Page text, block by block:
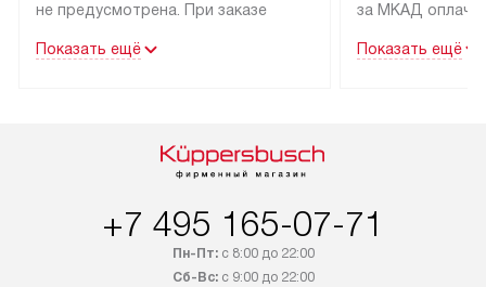
не предусмотрена. При заказе
рекомендуем обсудить
быть отправлены покупателю
интересен товар «Под заказ»,
обсудите возможность его
приобретения с менеджером сайта.
Показать ещё
за МКАД
партнера
по монтажу
Показать ещё
+7 495 165-07-71
Пн-Пт:с 8:00 до 22:00
Сб-Вс:с 9:00 до 22:00